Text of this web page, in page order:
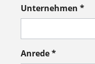
Unternehmen *
Anrede *